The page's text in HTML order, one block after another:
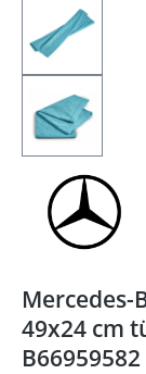
49x24 cm
B66959582